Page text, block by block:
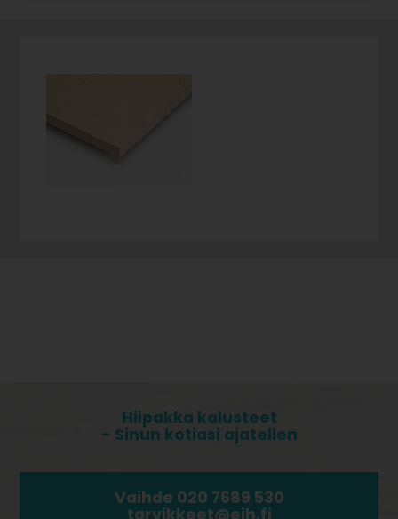
Hiipakka kalusteet
- Sinun kotiasi ajatellen
Vaihde 020 7689 530